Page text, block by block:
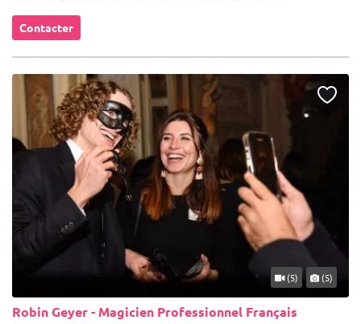
Contacter
(5) (5)
Robin Geyer - Magicien Professionnel Français